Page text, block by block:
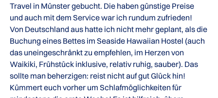
Travel in Münster gebucht. Die haben günstige Preise
und auch mit dem Service war ich rundum zufrieden!
Von Deutschland aus hatte ich nicht mehr geplant, als die
Buchung eines Bettes im Seaside Hawaiian Hostel (auch
das uneingeschränkt zu empfehlen, im Herzen von
Waikiki, Frühstück inklusive, relativ ruhig, sauber). Das
sollte man beherzigen: reist nicht auf gut Glück hin!
Kümmert euch vorher um Schlafmöglichkeiten für